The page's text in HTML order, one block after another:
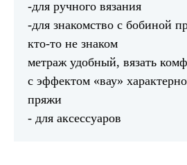
-для ручного вязания
-для знакомство с бобиной
кто-то не знаком
метраж удобный, вязать
с эффектом «вау»
пряжи
- для аксессуаров